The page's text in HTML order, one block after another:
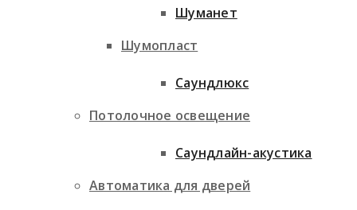
Шумопласт
Потолочное освещение
Автоматика для дверей
Шуманет
Саундлюкс
Саундлайн-акустика